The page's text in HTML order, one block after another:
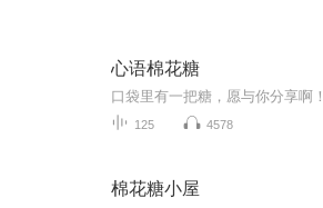
心语棉花糖
125 4578
棉花糖小屋